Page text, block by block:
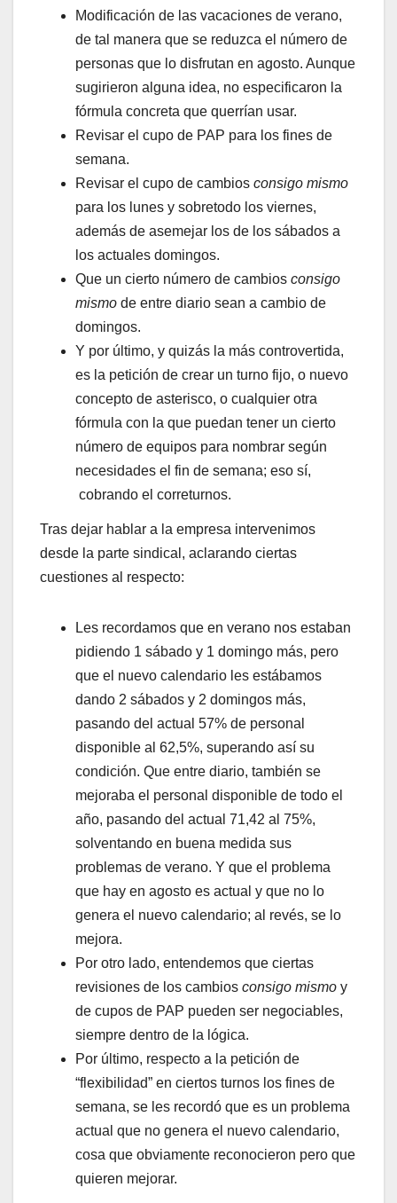
Modificación de las vacaciones de verano,
de tal manera que se reduzca el número de
personas que lo disfrutan en agosto. Aunque
sugirieron alguna idea, no especificaron la
fórmula concreta que querrían usar.
Revisar el cupo de PAP para los fines de
semana.
Revisar el cupo de cambios consigo mismo
para los lunes y sobretodo los viernes,
además de asemejar los de los sábados a
los actuales domingos.
Que un cierto número de cambios consigo
mismo de entre diario sean a cambio de
domingos.
Y por último, y quizás la más controvertida,
es la petición de crear un turno fijo, o nuevo
concepto de asterisco, o cualquier otra
fórmula con la que puedan tener un cierto
número de equipos para nombrar según
necesidades el fin de semana; eso sí,
cobrando el correturnos.
Tras dejar hablar a la empresa intervenimos
desde la parte sindical, aclarando ciertas
cuestiones al respecto:
Les recordamos que en verano nos estaban
pidiendo 1 sábado y 1 domingo más, pero
que el nuevo calendario les estábamos
dando 2 sábados y 2 domingos más,
pasando del actual 57% de personal
disponible al 62,5%, superando así su
condición. Que entre diario, también se
mejoraba el personal disponible de todo el
año, pasando del actual 71,42 al 75%,
solventando en buena medida sus
problemas de verano. Y que el problema
que hay en agosto es actual y que no lo
genera el nuevo calendario; al revés, se lo
mejora.
Por otro lado, entendemos que ciertas
revisiones de los cambios consigo mismo y
de cupos de PAP pueden ser negociables,
siempre dentro de la lógica.
Por último, respecto a la petición de
“flexibilidad” en ciertos turnos los fines de
semana, se les recordó que es un problema
actual que no genera el nuevo calendario,
cosa que obviamente reconocieron pero que
quieren mejorar.